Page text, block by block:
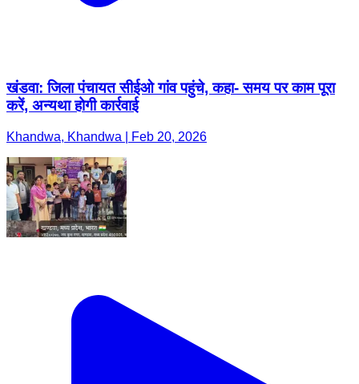
खंडवा: जिला पंचायत सीईओ गांव पहुंचे, कहा- समय पर काम पूरा
करें, अन्यथा होगी कार्रवाई
Khandwa, Khandwa | Feb 20, 2026